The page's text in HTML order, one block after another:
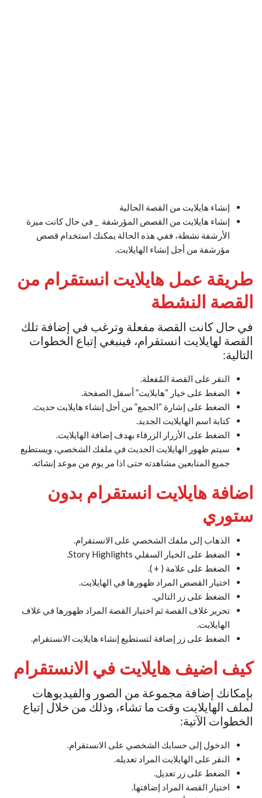
إنشاء هايلايت من القصة الحالية
إنشاء هايلايت من القصص المؤرشفة _ في حال كانت ميزة
الأرشفة نشطة، ففي هذه الحالة يمكنك استخدام قصص
مؤرشفة من أجل إنشاء الهايلايت.
طريقة عمل هايلايت انستقرام من
القصة النشطة
في حال كانت القصة مفعلة وترغب في إضافة تلك
القصة لهايلايت انستقرام، فينبغي إتباع الخطوات
التالية:
النقر على القصة المُفعلة.
الضغط على خيار “هايلايت” أسفل الصفحة.
الضغط على إشارة “الجمع” من أجل إنشاء هايلايت حديث.
كتابة اسم الهايلايت الجديد.
الضغط على الأزرار الزرقاء بهدف إضافة الهايلايت.
سيتم ظهور الهايلايت الحديث في ملفك الشخصي، ويستطيع
جميع المتابعين مشاهدته حتى اذا مر يوم من موعد إنشائه.
اضافة هايلايت انستقرام بدون
ستوري
الذهاب إلى ملفك الشخصي على الانستقرام.
الضغط على الخيار السفلي Story Highlights.
الضغط على علامة ( + ).
اختيار القصص المراد ظهورها في الهايلايت.
الضغط على زر التالي.
تحرير غلاف القصة ثم اختيار القصة المراد ظهورها في غلاف
الهايلايت.
الضغط على زر إضافة لتستطيع إنشاء هايلايت الانستقرام.
كيف اضيف هايلايت في الانستقرام
بإمكانك إضافة مجموعة من الصور والفيديوهات
لملف الهايلايت وقت ما تشاء، وذلك من خلال إتباع
الخطوات الآتية:
الدخول إلى حسابك الشخصي على الانستقرام.
النقر على الهايلايت المراد تعديله.
الضغط على زر تعديل.
اختيار القصة المراد إضافتها.